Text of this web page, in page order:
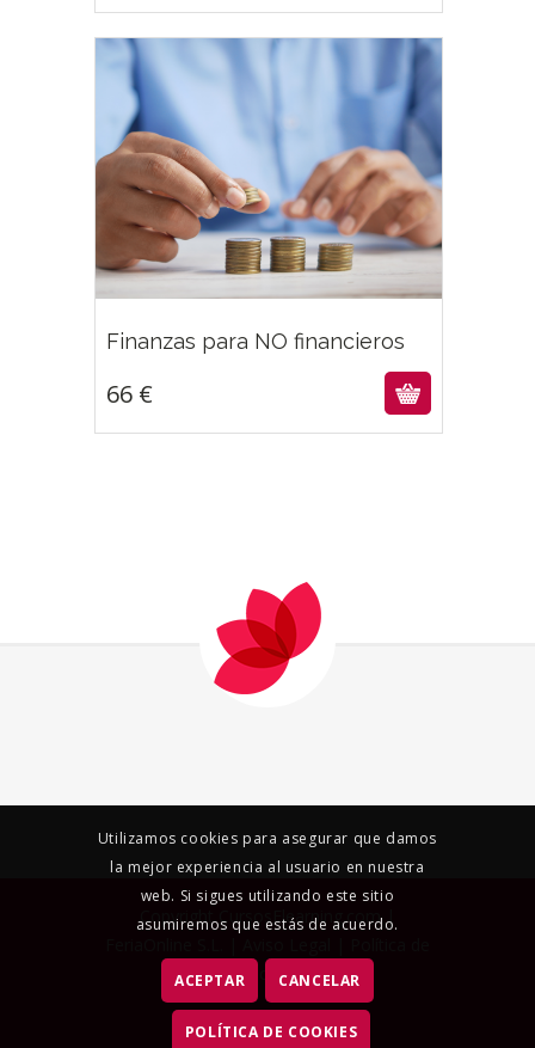
Finanzas para NO financieros
66 €
66€
Copyright CursosElearning.com |
Privacidad|
Utilizamos cookies para asegurar que damos
la mejor experiencia al usuario en nuestra
web. Si sigues utilizando este sitio
asumiremos que estás de acuerdo.
ACEPTAR CANCELAR
POLÍTICA DE COOKIES